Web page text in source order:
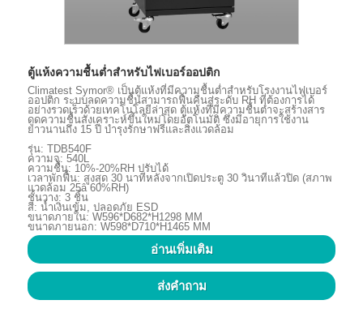
ตู้แห้งความชื้นต่ำสำหรับไฟเบอร์ออปติก
Climatest Symor® เป็นตู้แห้งที่มีความชื้นต่ำสำหรับโรงงานไฟเบอร์
ออปติก ระบบลดความชื้นสามารถฟื้นคืนสู่ระดับ RH ที่ต้องการได้
อย่างรวดเร็วด้วยเทคโนโลยีล่าสุด ตู้แห้งที่มีความชื้นต่ำจะสร้างสาร
ดูดความชื้นสังเคราะห์ขึ้นใหม่โดยอัตโนมัติ ซึ่งมีอายุการใช้งาน
ยาวนานถึง 15 ปี บำรุงรักษาฟรีและสิ่งแวดล้อม
รุ่น: TDB540F
ความจุ: 540L
ความชื้น: 10%-20%RH ปรับได้
เวลาพักฟื้น: สูงสุด 30 นาทีหลังจากเปิดประตู 30 วินาทีแล้วปิด (สภาพ
แวดล้อม 25â 60%RH)
ชั้นวาง: 3 ชิ้น
สี: น้ำเงินเข้ม, ปลอดภัย ESD
ขนาดภายใน: W596*D682*H1298 MM
ขนาดภายนอก: W598*D710*H1465 MM
อ่านเพิ่มเติม
ส่งคำถาม